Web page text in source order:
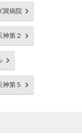
巽病院
神第２
神第５